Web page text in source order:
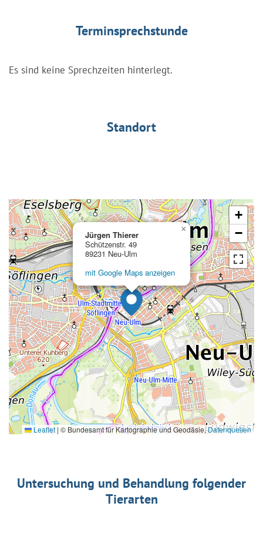
Terminsprechstunde
Es sind keine Sprechzeiten hinterlegt.
Standort
Jürgen Thierer
Schützenstr. 49
89231 Neu-Ulm
mit Google Maps anzeigen
×
+
−
Leaflet | © Bundesamt für Kartographie und Geodäsie,Datenquellen
Untersuchung und Behandlung folgender
Tierarten